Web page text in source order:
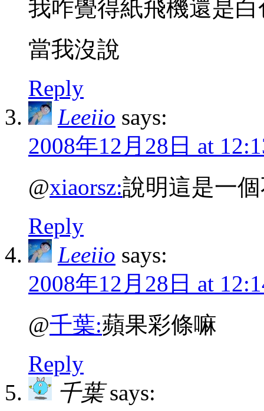
我咋覺得紙飛機還是
當我沒說
Reply
Leeiio says:
2008年12月28日 at
@xiaorsz:說明這是一
Reply
Leeiio says:
2008年12月28日 at
@千葉:蘋果彩條嘛
Reply
千葉 says: